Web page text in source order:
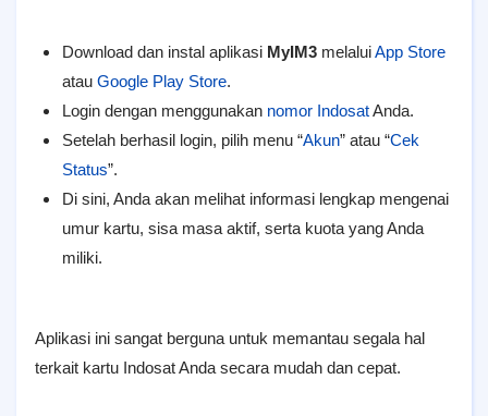
Download dan instal aplikasi MyIM3 melaluiApp Store
atau Google Play Store.
Login dengan menggunakan nomor IndosatAnda.
Setelah berhasil login, pilih menu “Akun” atau “Cek
Status”.
Di sini, Anda akan melihat informasi lengkap mengenai
umur kartu, sisa masa aktif, serta kuota yang Anda
miliki.
Aplikasi ini sangat berguna untuk memantau segala hal
terkait kartu Indosat Anda secara mudah dan cepat.